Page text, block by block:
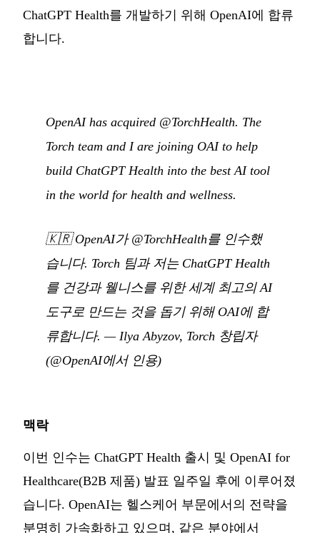
ChatGPT Health를 개발하기 위해 OpenAI에 합류
합니다.
OpenAI has acquired @TorchHealth. The
Torch team and I are joining OAI to help
build ChatGPT Health into the best AI tool
in the world for health and wellness.
🇰🇷OpenAI가 @TorchHealth를 인수했
습니다. Torch 팀과 저는 ChatGPT Health
를 건강과 웰니스를 위한 세계 최고의 AI
도구로 만드는 것을 돕기 위해 OAI에 합
류합니다. — Ilya Abyzov, Torch 창립자
(@OpenAI에서 인용)
맥락
이번 인수는 ChatGPT Health 출시 및 OpenAI for
Healthcare(B2B 제품) 발표 일주일 후에 이루어졌
습니다. OpenAI는 헬스케어 부문에서의 전략을
분명히 가속화하고 있으며, 같은 분야에서